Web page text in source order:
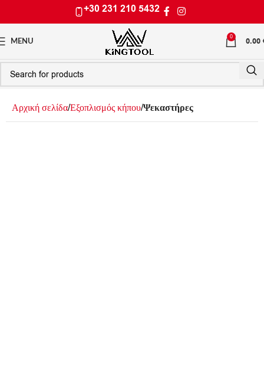
+30 231 210 5432
MENU
0 0.00
Αρχική σελίδαΕξοπλισμός κήπουΨεκαστήρες